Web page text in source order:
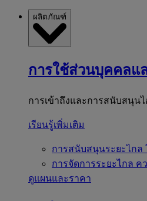
ผลิตภัณฑ์
การใช้ส่วนบุคคลแ
การเข้าถึงและการสนับสนุน
เรียนรู้เพิ่มเติม
การสนับสนุนระยะไกล
การจัดการระยะไกล ค
ดูแผนและราคา